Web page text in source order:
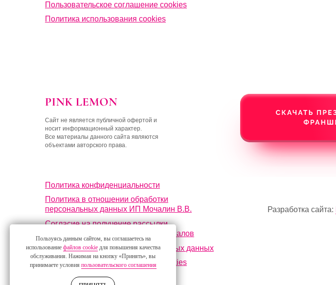
Политика использования cookies
Пользовательское соглашение cookies
Пользуясь данным сайтом, вы соглашаетесь на
использование файлов cookieдля повышения качества
обслуживания. Нажимая на кнопку «Принять», вы
принимаете условия пользовательского соглашения
Политика использования cookies
Пользовательское соглашение cookies
Сайт не является публичной офертой и
носит информационный характер.
Все материалы данного сайта являются
объектами авторского права.
Разработка сайта:
Политика конфиденциальности
Политика в отношении обработки
персональных данных ИП Мочалин В.В.
Согласие на получение рассылки
рекламно-информационных материалов
Согласие на обработку персональных данных
Пользуясь данным сайтом, вы соглашаетесь на
использование файлов cookieдля повышения качества
обслуживания. Нажимая на кнопку «Принять», вы
принимаете условия пользовательского соглашения